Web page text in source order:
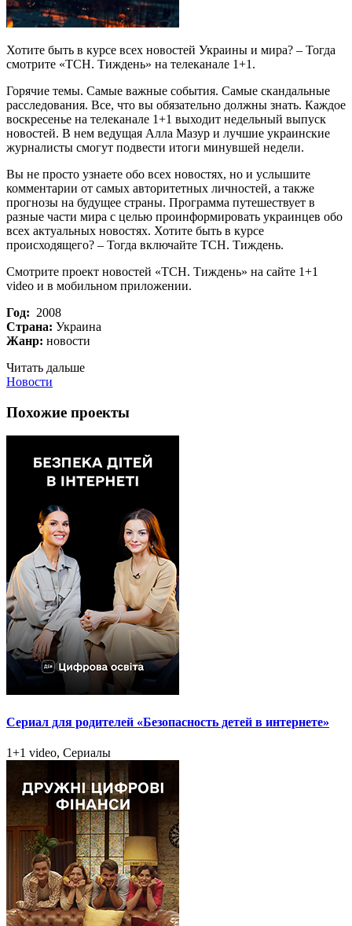
Хотите быть в курсе всех новостей Украины и мира? – Тогда
смотрите «ТСН. Тиждень» на телеканале 1+1.
Горячие темы. Самые важные события. Самые скандальные
расследования. Все, что вы обязательно должны знать. Каждое
воскресенье на телеканале 1+1 выходит недельный выпуск
новостей. В нем ведущая Алла Мазур и лучшие украинские
журналисты смогут подвести итоги минувшей недели.
Вы не просто узнаете обо всех новостях, но и услышите
комментарии от самых авторитетных личностей, а также
прогнозы на будущее страны. Программа путешествует в
разные части мира с целью проинформировать украинцев обо
всех актуальных новостях. Хотите быть в курсе
происходящего? – Тогда включайте ТСН. Тиждень.
Смотрите проект новостей «ТСН. Тиждень» на сайте 1+1
video и в мобильном приложении.
Год: 2008
Страна: Украина
Жанр: новости
Читать дальше
Новости
Похожие проекты
Сериал для родителей «Безопасность детей в интернете»
1+1 video, Сериалы